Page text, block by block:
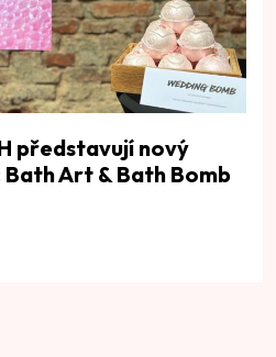
představují nový
Art & Bath Bomb